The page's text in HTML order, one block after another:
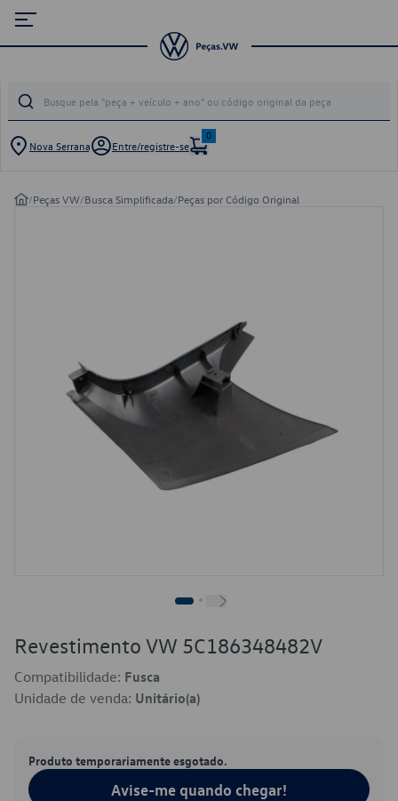
Nova Serrana Entre/registre-se
0
/Peças VW/Busca Simplificada/Peças por Código Original
Revestimento VW 5C186348482V
Compatibilidade: Fusca
Unidade de venda: Unitário(a)
Produto temporariamente esgotado.
Avise-me quando chegar!